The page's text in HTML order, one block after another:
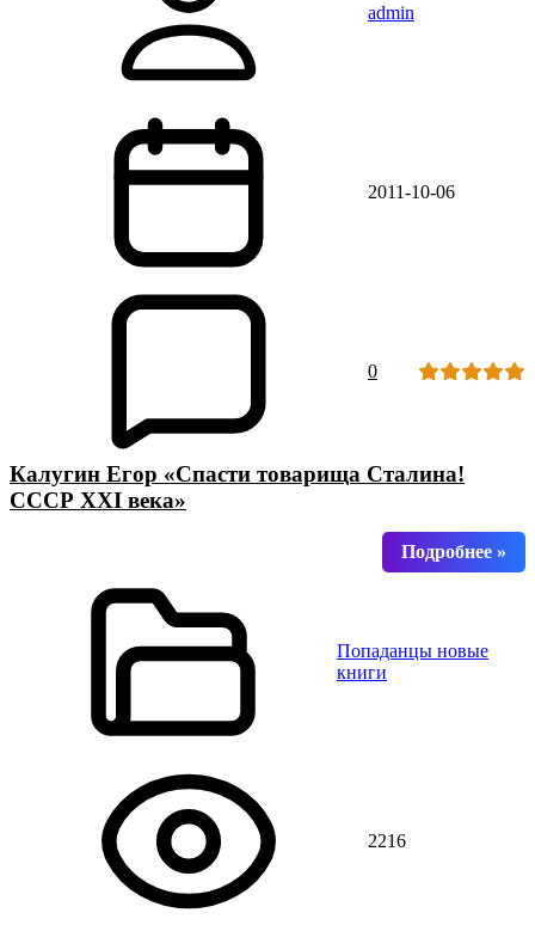
admin
2011-10-06
0
Калугин Егор «Спасти товарища Сталина!
СССР XXI века»
Попаданцы новые
книги
2216